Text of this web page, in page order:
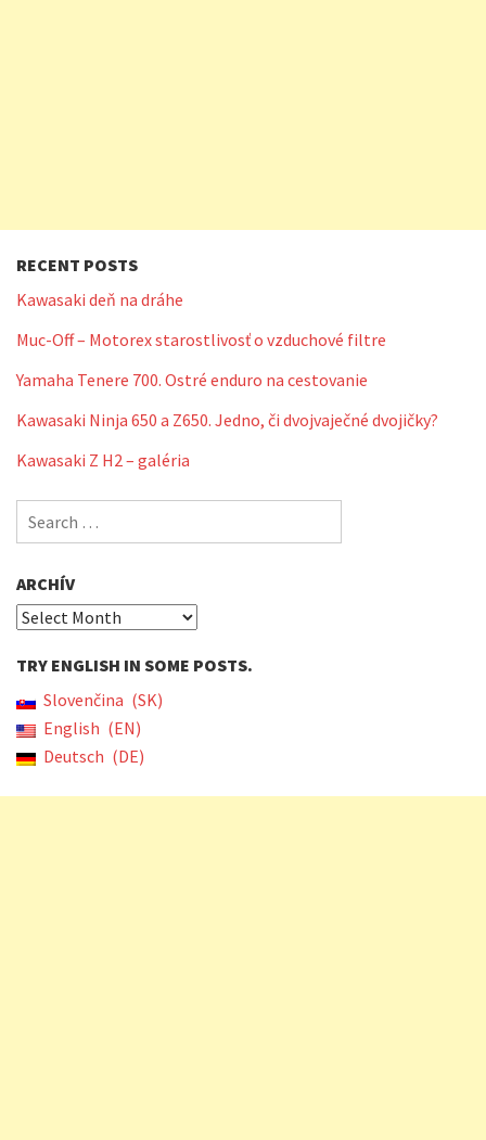
RECENT POSTS
Kawasaki deň na dráhe
Muc-Off – Motorex starostlivosť o vzduchové filtre
Yamaha Tenere 700. Ostré enduro na cestovanie
Kawasaki Ninja 650 a Z650. Jedno, či dvojvaječné dvojičky?
Kawasaki Z H2 – galéria
Search
for:
ARCHÍV
Archív
TRY ENGLISH IN SOME POSTS.
Slovenčina
SK
English
EN
Deutsch
DE